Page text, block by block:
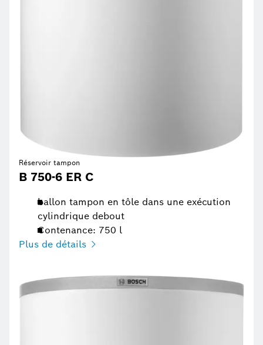
Réservoir tampon
B 750-6 ER C
ballon tampon en tôle dans une exécution
cylindrique debout
Contenance: 750 l
Plus de détails